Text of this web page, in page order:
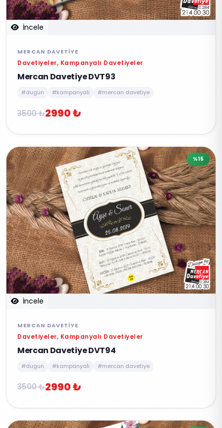
İncele
MERCAN DAVETIYE
Davetiyeler, Kampanyalı Davetiyeler
Mercan Davetiye DVT93
#dugun #kampanyali #mercan davetiye
3500 ₺2990 ₺
İncele
%15
MERCAN DAVETIYE
Davetiyeler, Kampanyalı Davetiyeler
Mercan Davetiye DVT94
#dugun #kampanyali #mercan davetiye
3500 ₺2990 ₺